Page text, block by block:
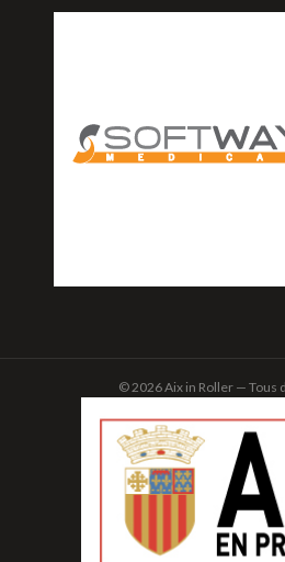
© 2026 Aix in Roller — Tous